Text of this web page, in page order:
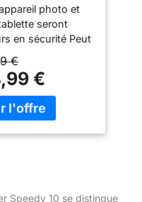
Hybride Noir
photo et
seront
en sécurité Peut
A7 II ou
un petit drone
Mavic
séparateurs
€
€
Speedy 10 se distingue